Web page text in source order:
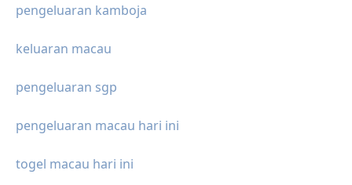
pengeluaran kamboja
keluaran macau
pengeluaran sgp
pengeluaran macau hari ini
togel macau hari ini